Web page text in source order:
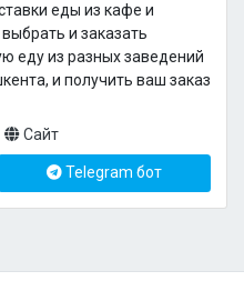
еды из кафе и
и заказать
еду из разных заведений
и получить ваш заказ
Сайт
Telegram бот